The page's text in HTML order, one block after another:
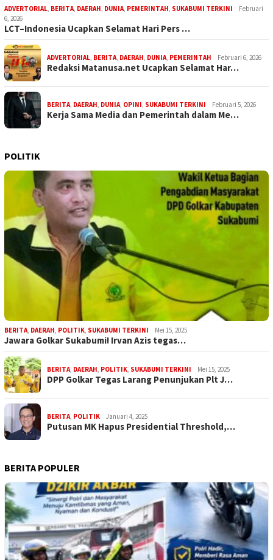
ADVERTORIAL, BERITA, DAERAH, DUNIA, PEMERINTAH, SUKABUMI TERKINI
Februari
6, 2026
LCT–Indonesia Ucapkan Selamat Hari Pers …
ADVERTORIAL, BERITA, DAERAH, DUNIA, PEMERINTAH Februari 6, 2026
Redaksi Matanusa.net Ucapkan Selamat Har…
BERITA, DAERAH, DUNIA, OPINI, SUKABUMI TERKINI Februari 5, 2026
Kerja Sama Media dan Pemerintah dalam Me…
POLITIK
BERITA, DAERAH, POLITIK, SUKABUMI TERKINI Mei 15, 2025
Jawara Golkar Sukabumi! Irvan Azis tegas…
BERITA, DAERAH, POLITIK, SUKABUMI TERKINI Mei 15, 2025
DPP Golkar Tegas Larang Penunjukan Plt J…
BERITA, POLITIK Januari 4, 2025
Putusan MK Hapus Presidential Threshold,…
BERITA POPULER